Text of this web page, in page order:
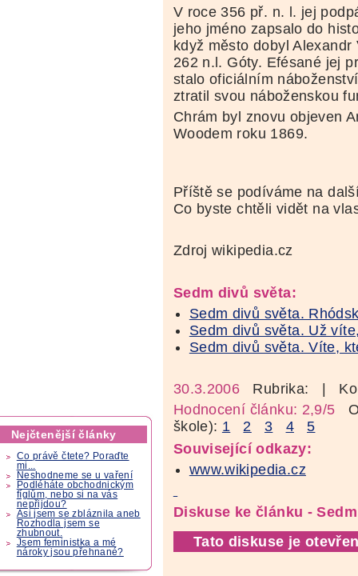
Nejčtenější články
Co právě čtete? Poraďte
mi...
Neshodneme se u vaření
Podléháte obchodnickým
fíglům, nebo si na vás
nepřijdou?
Asi jsem se zbláznila aneb
Rozhodla jsem se
zhubnout.
Jsem feministka a mé
nároky jsou přehnané?
V roce 356 př. n. l. jej
jeho jméno zapsalo do
když město dobyl
262 n.l. Góty. Efésané jej
stalo oficiálním
ztratil svou náboženskou
Chrám byl znovu objeven
Woodem roku 1869.
Příště se podíváme na
Co byste chtěli vidět na
Zdroj wikipedia.cz
Sedm divů světa:
Sedm divů světa.
Sedm divů světa. Už
Sedm divů světa. Víte,
30.3.2006 Rubrika:
|
Hodnocení článku: 2,9/5
škole): 1 2 3 4
5
Související odkazy:
www.wikipedia.cz
Diskuse ke článku -
Tato diskuse je